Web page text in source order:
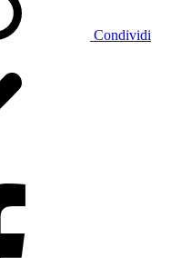
Condividi